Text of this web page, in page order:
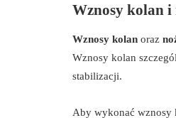
Wznosy kolan i
Wznosy kolan oraz
Wznosy kolan
stabilizacji.
Aby wykonać wznosy